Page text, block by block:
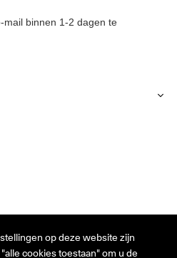
mail binnen 1-2 dagen te
op deze website zijn
cookies toestaan" om u de